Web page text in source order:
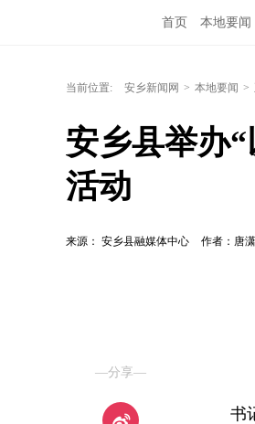
首页 本地要闻
当前位置: 安乡新闻网 > 本地要闻 >
安乡县举办
活动
来源： 安乡县融媒体中心 作者：唐
—分享—
书